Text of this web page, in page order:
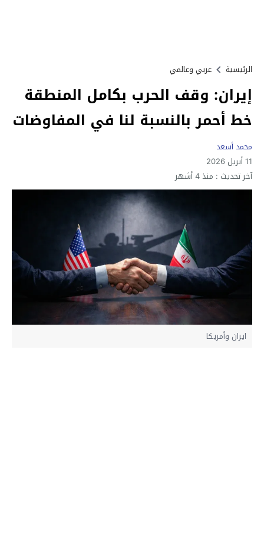
الرئيسية عربي وعالمي
إيران: وقف الحرب بكامل المنطقة
خط أحمر بالنسبة لنا في المفاوضات
محمد أسعد
11 أبريل 2026
آخر تحديث : منذ 4 أشهر
ايران وأمريكا